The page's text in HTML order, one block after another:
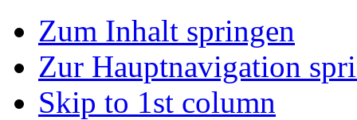
Zum Inhalt springen
Zur Hauptnavigation
Skip to 1st column